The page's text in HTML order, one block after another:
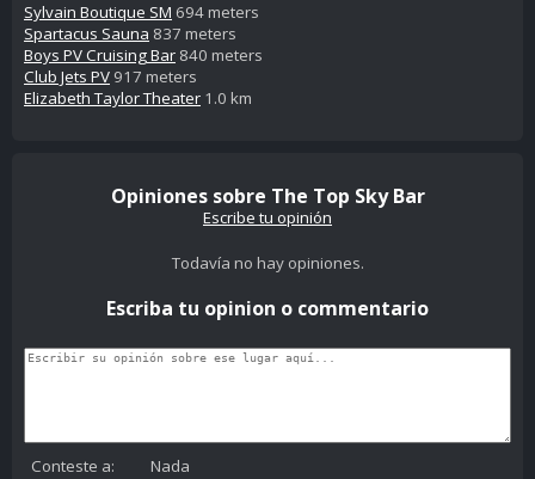
Sylvain Boutique SM 694 meters
Spartacus Sauna 837 meters
Boys PV Cruising Bar 840 meters
Club Jets PV 917 meters
Elizabeth Taylor Theater 1.0 km
Opiniones sobre The Top Sky Bar
Escribe tu opinión
Todavía no hay opiniones.
Escriba tu opinion o commentario
Conteste a:
Nada